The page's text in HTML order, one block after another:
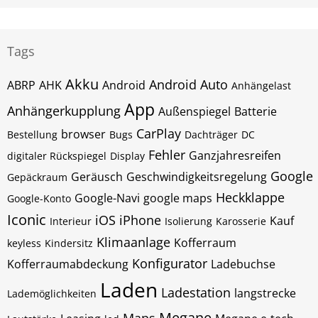
Tags
ABRP AHK Akku Android Android Auto Anhängelast
Anhängerkupplung App Außenspiegel Batterie
Bestellung browser Bugs CarPlay Dachträger DC
digitaler Rückspiegel Display Fehler Ganzjahresreifen
Gepäckraum Geräusch Geschwindigkeitsregelung Google
Google-Konto Google-Navi google maps Heckklappe
Iconic Interieur iOS iPhone Isolierung Karosserie Kauf
keyless Kindersitz Klimaanlage Kofferraum
Kofferraumabdeckung Konfigurator Ladebuchse
Lademöglichkeiten Laden Ladestation langstrecke